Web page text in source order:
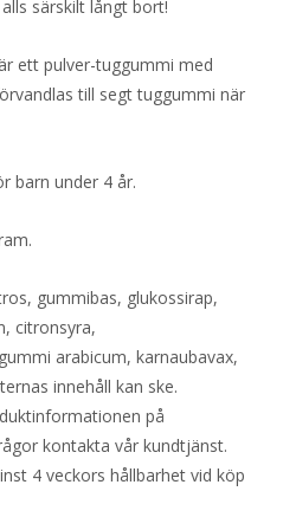
särskilt långt bort!
ett pulver-tuggummi med
till segt tuggummi när
barn under 4 år.
gummibas, glukossirap,
citronsyra,
arabicum, karnaubavax,
innehåll kan ske.
på
kontakta vår kundtjänst.
4 veckors hållbarhet vid köp